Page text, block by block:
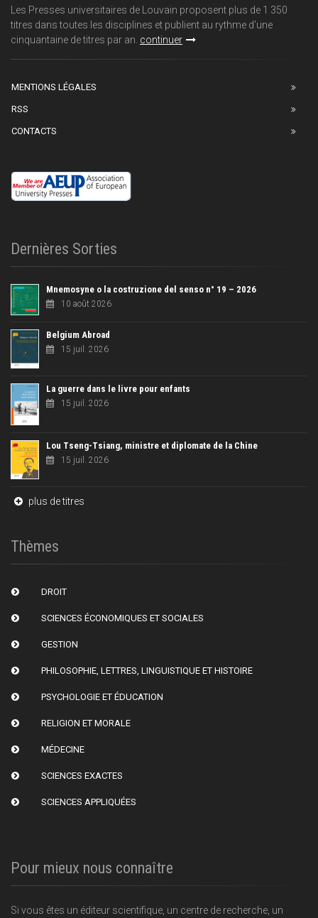
Les Presses universitaires de Louvain proposent plus de 1 350
titres dans toutes les disciplines et publient au rythme d'une
cinquantaine de titres par an. continuer
MENTIONS LÉGALES
RSS
CONTACTS
Dernières Sorties
Mnemosyne o la costruzione del senso n° 19 – 2026
10 août 2026
Belgium Abroad
15 juil. 2026
La guerre dans le livre pour enfants
15 juil. 2026
Lou Tseng-Tsiang, ministre et diplomate de la Chine
15 juil. 2026
plus de titres
Thèmes
DROIT
SCIENCES ÉCONOMIQUES ET SOCIALES
GESTION
PHILOSOPHIE, LETTRES, LINGUISTIQUE ET HISTOIRE
PSYCHOLOGIE ET ÉDUCATION
RELIGION ET MORALE
MÉDECINE
SCIENCES EXACTES
SCIENCES APPLIQUÉES
Pour mieux nous connaître
Si vous êtes un éditeur scientifique, un centre de recherche, un